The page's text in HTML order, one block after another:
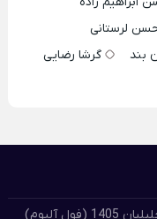
لرستانی
بند
گرشا رضایی
آلبوم)